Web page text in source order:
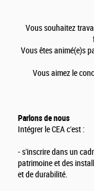
Vous souhaitez
Vous êtes animé(e)s
Vous aimez le
Parlons de nous
Intégrer le CEA c'est :
- s'inscrire dans un
patrimoine et des
et de durabilité.